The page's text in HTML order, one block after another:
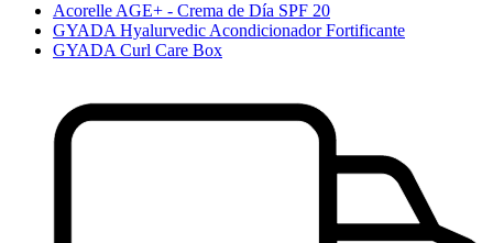
Acorelle AGE+ - Crema de Día SPF 20
GYADA Hyalurvedic Acondicionador Fortificante
GYADA Curl Care Box